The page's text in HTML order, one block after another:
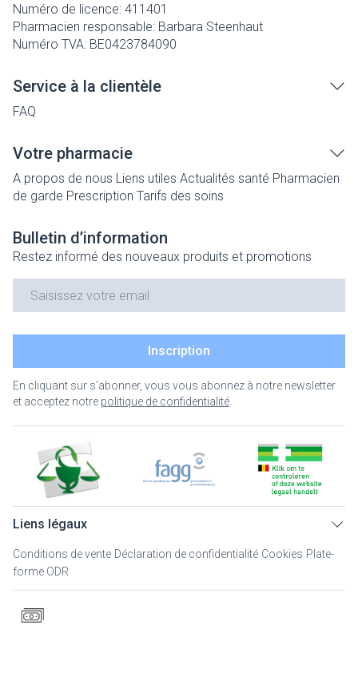
Numéro de licence: 411401
Pharmacien responsable: Barbara Steenhaut
Numéro TVA: BE0423784090
Service à la clientèle
FAQ
Votre pharmacie
A propos de nous Liens utiles Actualités santé Pharmacien
de garde Prescription Tarifs des soins
Bulletin d’information
Restez informé des nouveaux produits et promotions
Inscription
En cliquant sur s'abonner, vous vous abonnez à notre newsletter
et acceptez notre politique de confidentialité
Liens légaux
Conditions de vente Déclaration de confidentialité Cookies Plate-
forme ODR